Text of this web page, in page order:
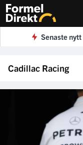
Senaste nytt
Cadillac Racing